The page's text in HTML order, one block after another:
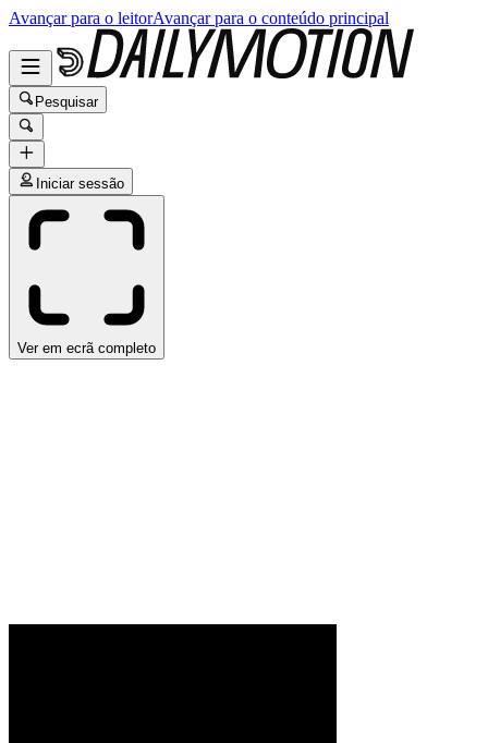
Avançar para o leitorAvançar para o conteúdo principal
Pesquisar
Iniciar sessão
Ver em ecrã completo